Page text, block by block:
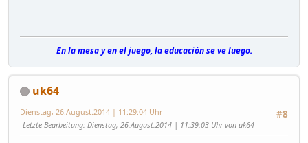
En la mesa y en el juego, la educación se ve luego.
uk64
#8
Dienstag, 26.August.2014 | 11:29:04 Uhr
Letzte Bearbeitung: Dienstag, 26.August.2014 | 11:39:03 Uhr von uk64